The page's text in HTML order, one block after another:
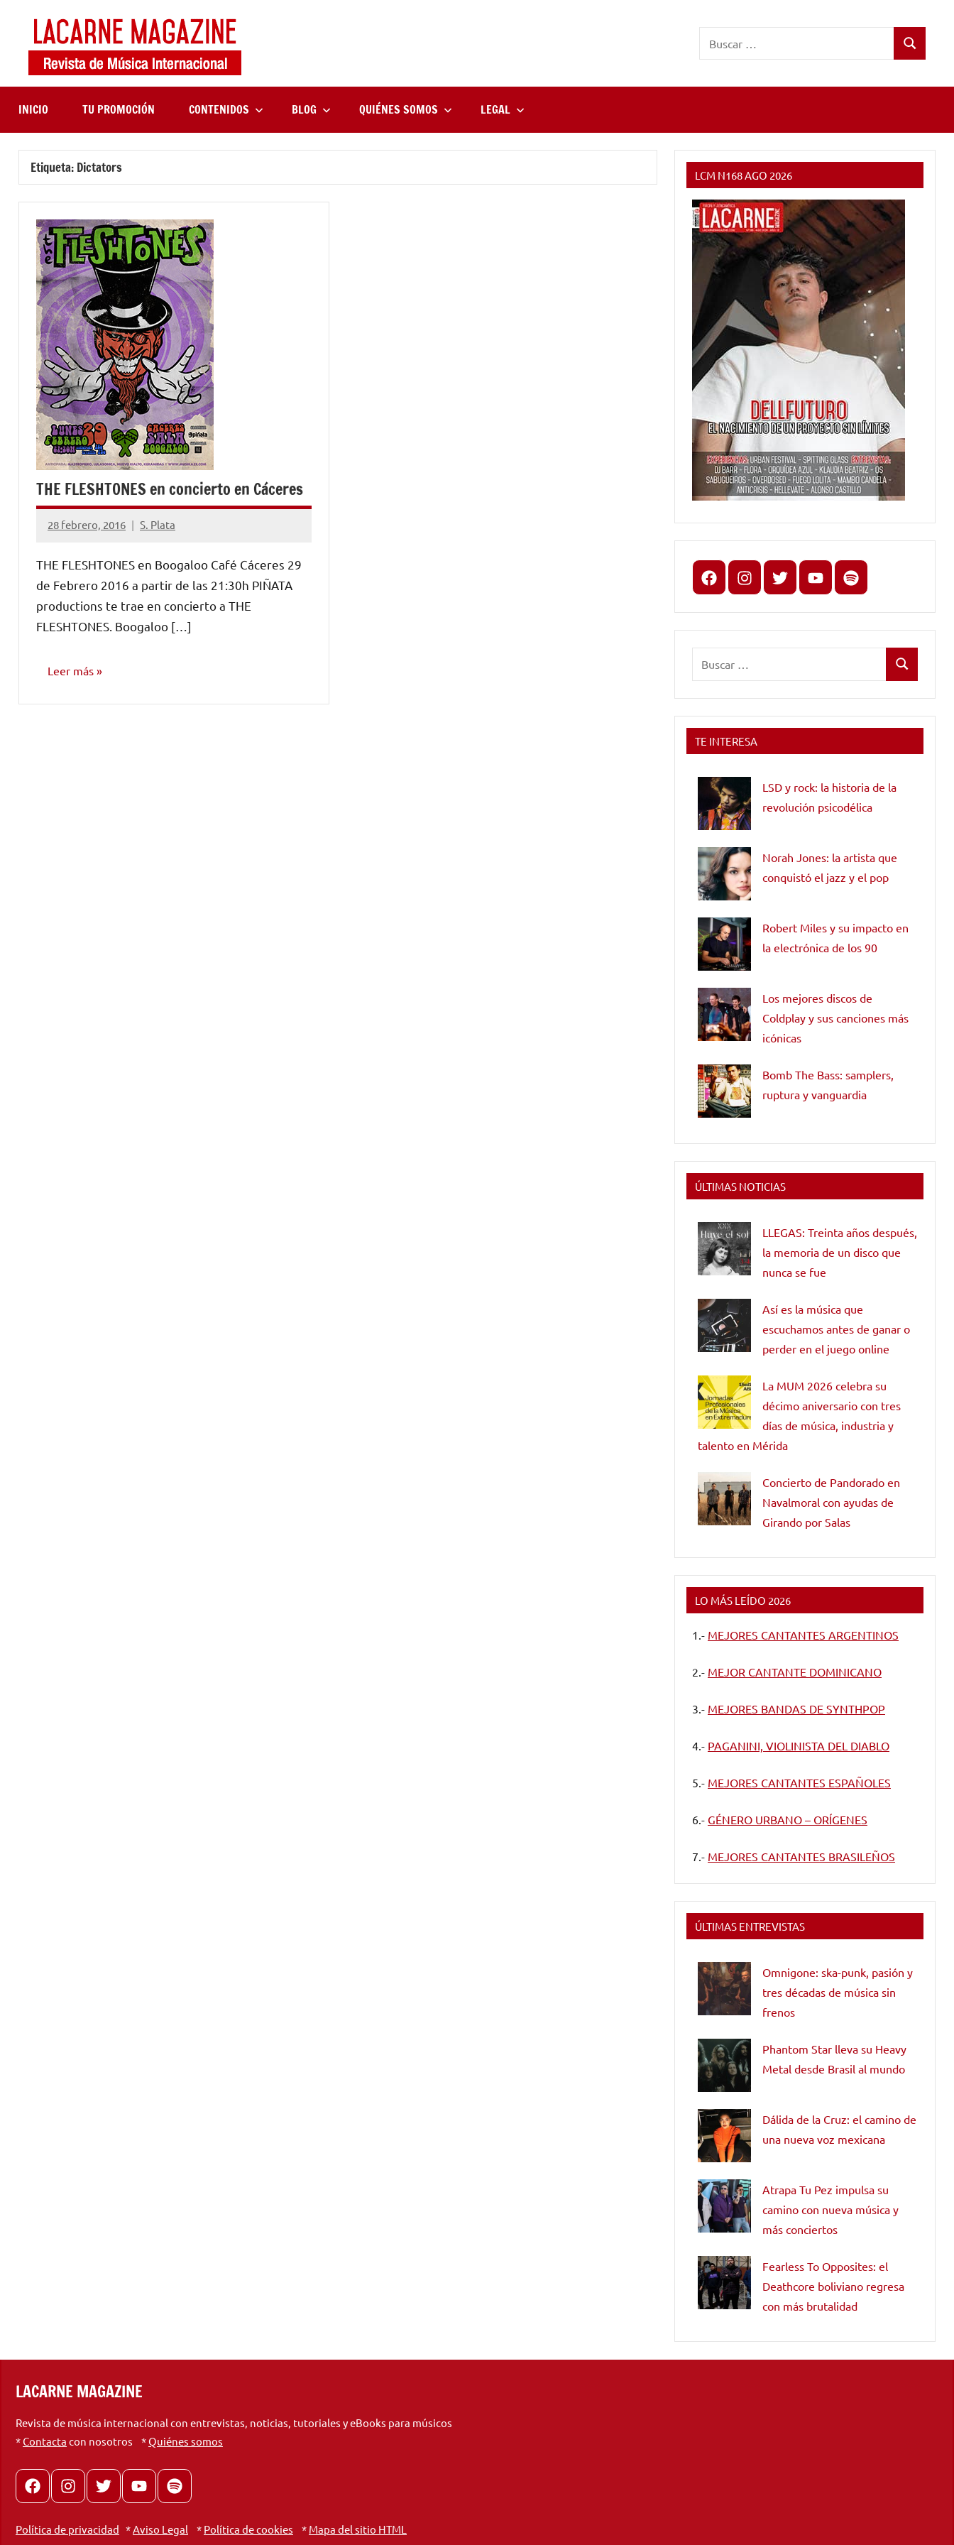
contenido
Magazine
música
internacional
Buscar
INICIO TU PROMOCIÓN CONTENIDOS BLOG QUIÉNES SOMOS LEGAL
Etiqueta: Dictators
THE FLESHTONES en concierto en Cáceres
28 febrero, 2016 S. Plata
1
THE FLESHTONES en Boogaloo Café Cáceres 29
de Febrero 2016 a partir de las 21:30h PIÑATA
productions te trae en concierto a THE
FLESHTONES. Boogaloo […]
Leer más
LCM N168 AGO 2026
FacebookInstagram
X youtubespotify
Buscar
TE INTERESA
LSD y rock: la historia de la
revolución psicodélica
Norah Jones: la artista que
conquistó el jazz y el pop
Robert Miles y su impacto en
la electrónica de los 90
Los mejores discos de
Coldplay y sus canciones más
icónicas
Bomb The Bass: samplers,
ruptura y vanguardia
ÚLTIMAS NOTICIAS
LLEGAS: Treinta años después,
la memoria de un disco que
nunca se fue
Así es la música que
escuchamos antes de ganar o
perder en el juego online
La MUM 2026 celebra su
décimo aniversario con tres
días de música, industria y
talento en Mérida
Concierto de Pandorado en
Navalmoral con ayudas de
Girando por Salas
LO MÁS LEÍDO 2026
1.- MEJORES CANTANTES ARGENTINOS
2.- MEJOR CANTANTE DOMINICANO
3.- MEJORES BANDAS DE SYNTHPOP
4.- PAGANINI, VIOLINISTA DEL DIABLO
5.- MEJORES CANTANTES ESPAÑOLES
6.- GÉNERO URBANO – ORÍGENES
7.- MEJORES CANTANTES BRASILEÑOS
ÚLTIMAS ENTREVISTAS
Omnigone: ska-punk, pasión y
tres décadas de música sin
frenos
Phantom Star lleva su Heavy
Metal desde Brasil al mundo
Dálida de la Cruz: el camino de
una nueva voz mexicana
Atrapa Tu Pez impulsa su
camino con nueva música y
más conciertos
Fearless To Opposites: el
Deathcore boliviano regresa
con más brutalidad
LACARNE MAGAZINE
Revista de música internacional con entrevistas, noticias, tutoriales y eBooks para músicos
*Contacta con nosotros *Quiénes somos
FacebookInstagram
X youtubespotify
Política de privacidad *Aviso Legal * Política de cookies * Mapa del sitio HTML